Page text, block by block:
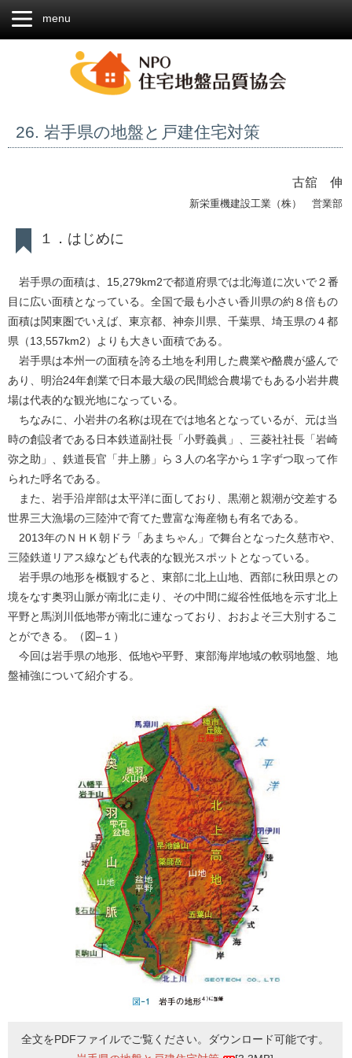
menu
26. 岩手県の地盤と戸建住宅対策
古舘 伸
新栄重機建設工業（株） 営業部
１．はじめに
岩手県の面積は、15,279km2で都道府県では北海道に次いで２番
目に広い面積となっている。全国で最も小さい香川県の約８倍もの
面積は関東圏でいえば、東京都、神奈川県、千葉県、埼玉県の４都
県（13,557km2）よりも大きい面積である。
岩手県は本州一の面積を誇る土地を利用した農業や酪農が盛んで
あり、明治24年創業で日本最大級の民間総合農場でもある小岩井農
場は代表的な観光地になっている。
ちなみに、小岩井の名称は現在では地名となっているが、元は当
時の創設者である日本鉄道副社長「小野義眞」、三菱社社長「岩崎
弥之助」、鉄道長官「井上勝」ら３人の名字から１字ずつ取って作
られた呼名である。
また、岩手沿岸部は太平洋に面しており、黒潮と親潮が交差する
世界三大漁場の三陸沖で育てた豊富な海産物も有名である。
2013年のＮＨＫ朝ドラ「あまちゃん」で舞台となった久慈市や、
三陸鉄道リアス線なども代表的な観光スポットとなっている。
岩手県の地形を概観すると、東部に北上山地、西部に秋田県との
境をなす奥羽山脈が南北に走り、その中間に縦谷性低地を示す北上
平野と馬渕川低地帯が南北に連なっており、おおよそ三大別するこ
とができる。（図–１）
今回は岩手県の地形、低地や平野、東部海岸地域の軟弱地盤、地
盤補強について紹介する。
全文をPDFファイルでご覧ください。ダウンロード可能です。